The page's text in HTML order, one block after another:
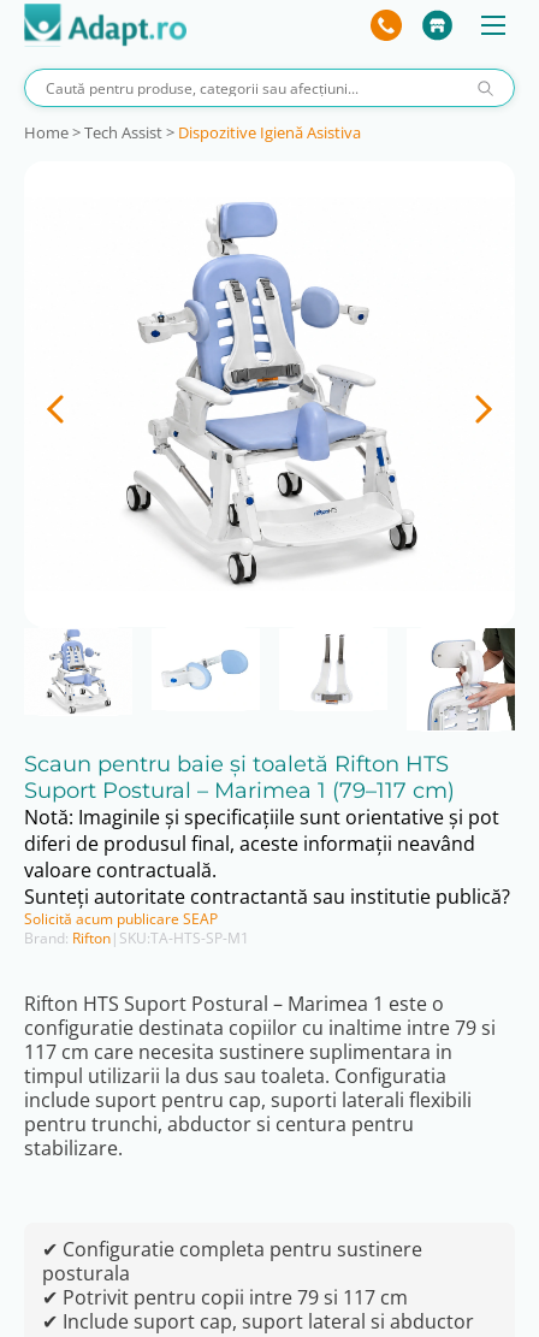
Home>Tech Assist> Dispozitive Igienă Asistiva
Brand: Rifton| SKU:TA-HTS-SP-M1
Scaun pentru baie și toaletă Rifton HTS
Suport Postural – Marimea 1 (79–117 cm)
Rifton HTS Suport Postural – Marimea 1 este o
configuratie destinata copiilor cu inaltime intre 79 si
117 cm care necesita sustinere suplimentara in
timpul utilizarii la dus sau toaleta. Configuratia
include suport pentru cap, suporti laterali flexibili
pentru trunchi, abductor si centura pentru
stabilizare.
✔ Configuratie completa pentru sustinere
posturala
✔ Potrivit pentru copii intre 79 si 117 cm
✔ Include suport cap, suport lateral si abductor
Notă: Imaginile și specificațiile sunt orientative și pot
diferi de produsul final, aceste informații neavând
valoare contractuală.
Sunteți autoritate contractantă sau institutie publică?
Solicită acum publicare SEAP